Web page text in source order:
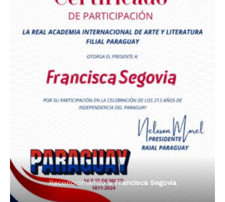
Dama de Oro 2024
Reconocimiento aFrancisca Segovia
Reconocimiento aFrancisca Segovia
Radio Tribuna Abierta
Premio Orgullo Paraguayo
Reconocimiento aFrancisca Segovia